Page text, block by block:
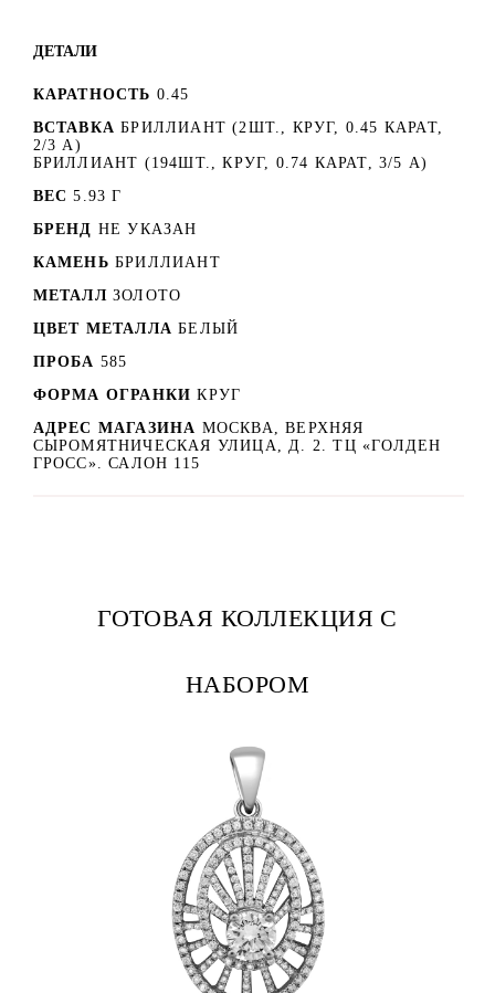
ДЕТАЛИ
КАРАТНОСТЬ 0.45
ВСТАВКА БРИЛЛИАНТ (2ШТ., КРУГ, 0.45 КАРАТ,
2/3 А)
БРИЛЛИАНТ (194ШТ., КРУГ, 0.74 КАРАТ, 3/5 А)
ВЕС 5.93 Г
БРЕНД НЕ УКАЗАН
КАМЕНЬ БРИЛЛИАНТ
МЕТАЛЛ ЗОЛОТО
ЦВЕТ МЕТАЛЛА БЕЛЫЙ
ПРОБА 585
ФОРМА ОГРАНКИ КРУГ
АДРЕС МАГАЗИНА МОСКВА, ВЕРХНЯЯ
СЫРОМЯТНИЧЕСКАЯ УЛИЦА, Д. 2. ТЦ «ГОЛДЕН
ГРОСС». САЛОН 115
ГОТОВАЯ КОЛЛЕКЦИЯ С
НАБОРОМ